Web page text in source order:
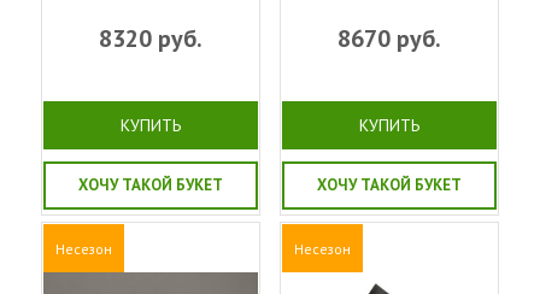
8320 руб.
КУПИТЬ
ХОЧУ ТАКОЙ БУКЕТ
8670руб.
КУПИТЬ
ХОЧУ ТАКОЙ БУКЕТ
Несезон Несезон